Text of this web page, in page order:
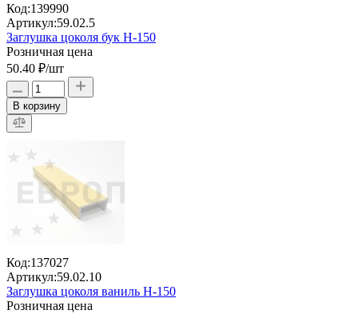
Код:139990
Артикул:59.02.5
Заглушка цоколя бук H-150
Розничная цена
50.40 ₽/шт
В корзину
Код:137027
Артикул:59.02.10
Заглушка цоколя ваниль H-150
Розничная цена